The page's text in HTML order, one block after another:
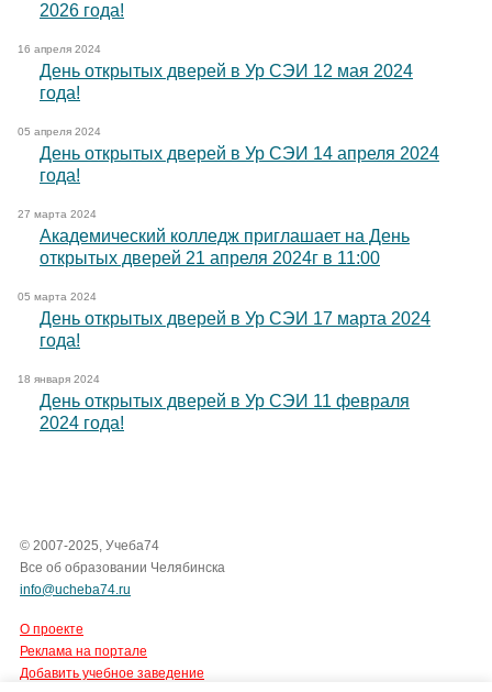
2026 года!
16 апреля 2024
День открытых дверей в Ур СЭИ 12 мая 2024
года!
05 апреля 2024
День открытых дверей в Ур СЭИ 14 апреля 2024
года!
27 марта 2024
Академический колледж приглашает на День
открытых дверей 21 апреля 2024г в 11:00
05 марта 2024
День открытых дверей в Ур СЭИ 17 марта 2024
года!
18 января 2024
День открытых дверей в Ур СЭИ 11 февраля
2024 года!
© 2007-2025, Учеба74
Все об образовании Челябинска
info@ucheba74.ru
О проекте
Реклама на портале
Добавить учебное заведение